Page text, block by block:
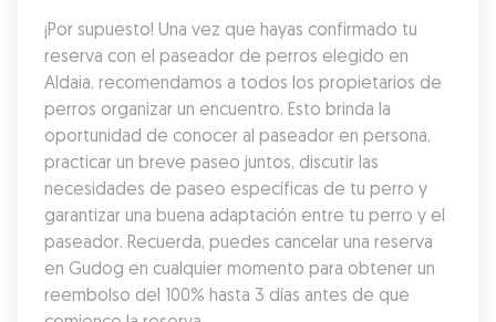
¡Por supuesto! Una vez que hayas confirmado tu
reserva con el paseador de perros elegido en
Aldaia, recomendamos a todos los propietarios de
perros organizar un encuentro. Esto brinda la
oportunidad de conocer al paseador en persona,
practicar un breve paseo juntos, discutir las
necesidades de paseo específicas de tu perro y
garantizar una buena adaptación entre tu perro y el
paseador. Recuerda, puedes cancelar una reserva
en Gudog en cualquier momento para obtener un
reembolso del 100% hasta 3 días antes de que